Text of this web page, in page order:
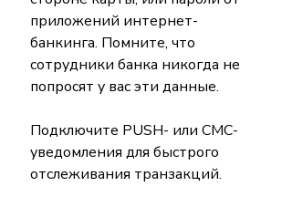
приложений интернет-
банкинга. Помните, что
сотрудники банка никогда не
попросят у вас эти данные.
Подключите PUSH- или СМС-
уведомления для быстрого
отслеживания транзакций.